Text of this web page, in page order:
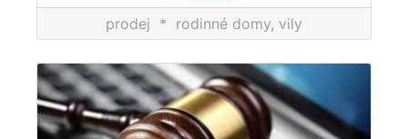
prodej * rodinné domy, vily